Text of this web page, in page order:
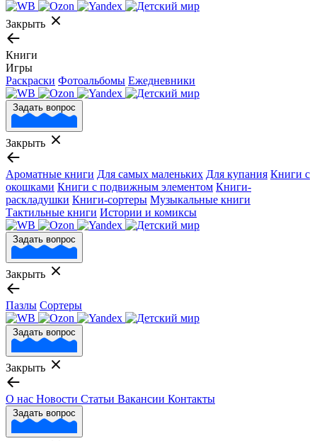
Закрыть
Книги
Игры
Раскраски Фотоальбомы Ежедневники
Задать вопрос
Закрыть
Ароматные книги Для самых маленьких Для купания Книги с
окошками Книги с подвижным элементом Книги-
раскладушки Книги-сортеры Музыкальные книги
Тактильные книги Истории и комиксы
Задать вопрос
Закрыть
Пазлы Сортеры
Задать вопрос
Закрыть
О нас Новости Статьи Вакансии Контакты
Задать вопрос